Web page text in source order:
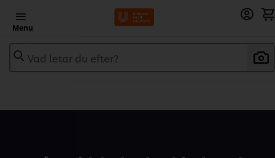
Menu
Vad letar du efter?